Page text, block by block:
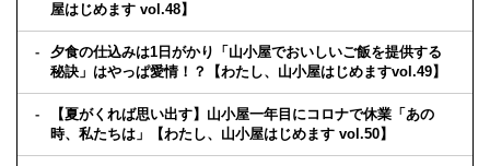
屋はじめます vol.48】
夕食の仕込みは1日がかり「山小屋でおいしいご飯を提供する
秘訣」はやっぱ愛情！？【わたし、山小屋はじめますvol.49】
【夏がくれば思い出す】山小屋一年目にコロナで休業「あの
時、私たちは」【わたし、山小屋はじめます vol.50】